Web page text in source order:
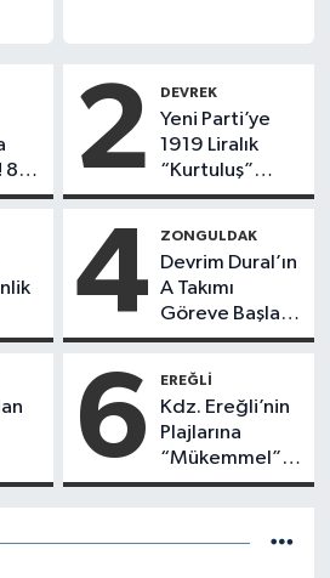
8
2 DEVREK
Yeni Parti’ye
1919 Liralık
“Kurtuluş”
Mesajı!
4 ZONGULDAK
Devrim Dural’ın
A Takımı
Göreve Başladı!
Yönetimde
6 EREĞLI
Kdz. Ereğli’nin
Plajlarına
“Mükemmel”
Notu!